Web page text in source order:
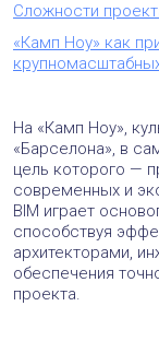
Сложности
«Камп Ноу» как
На «Камп Ноу»,
«Барселона», в
цель которого —
современных и
BIM играет
способствуя
архитекторами,
обеспечения
проекта.